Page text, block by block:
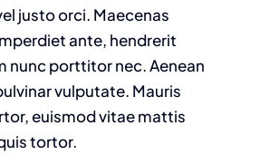
justo orci. Maecenas
ante, hendrerit
nunc porttitor nec. Aenean
vulputate. Mauris
euismod vitae mattis
tortor.